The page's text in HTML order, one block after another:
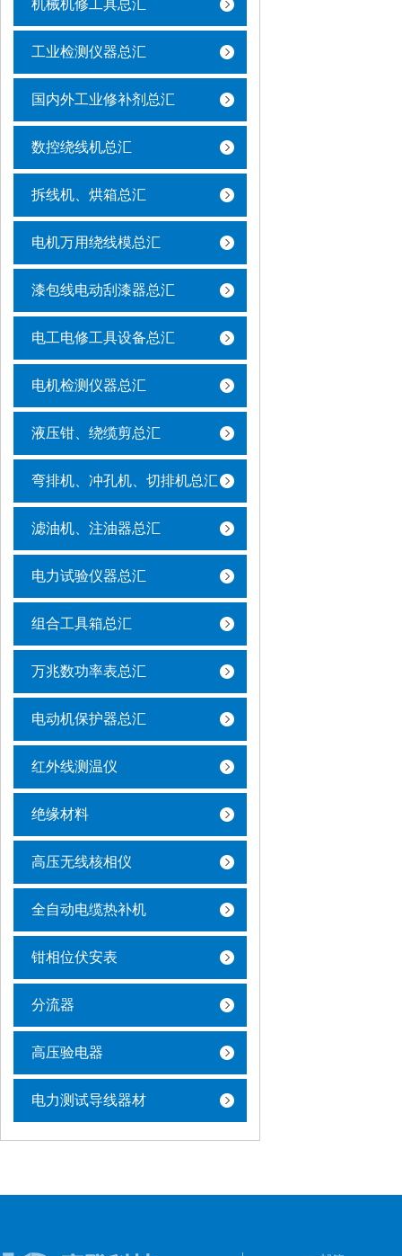
机械机修工具总汇
工业检测仪器总汇
国内外工业修补剂总汇
数控绕线机总汇
拆线机、烘箱总汇
电机万用绕线模总汇
漆包线电动刮漆器总汇
电工电修工具设备总汇
电机检测仪器总汇
液压钳、绕缆剪总汇
弯排机、冲孔机、切排机总汇
滤油机、注油器总汇
电力试验仪器总汇
组合工具箱总汇
万兆数功率表总汇
电动机保护器总汇
红外线测温仪
绝缘材料
高压无线核相仪
全自动电缆热补机
钳相位伏安表
分流器
高压验电器
电力测试导线器材